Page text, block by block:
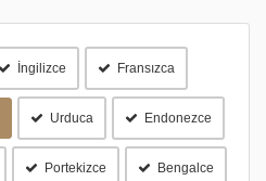
İngilizce Fransızca
Urduca Endonezce
Portekizce Bengalce